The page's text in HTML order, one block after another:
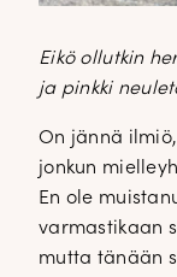
Eikö ollutkin
ja pinkki
On jännä
jonkun
En ole
varmastikaan
mutta tänään